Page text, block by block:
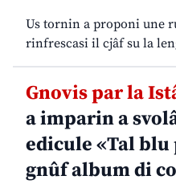
Us tornin a proponi une
rinfrescasi il cjâf su la
Gnovis par la
a imparin a
edicule «Tal
gnûf album di